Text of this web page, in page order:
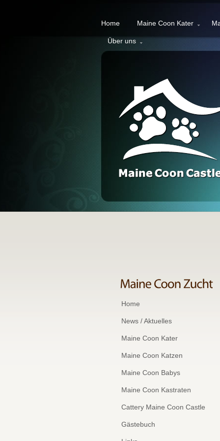
Home Maine Coon Kater
Über uns
Home
News / Aktuelles
Maine Coon Kater
Maine Coon Katzen
Maine Coon Babys
Maine Coon Kastraten
Cattery Maine Coon Castle
Gästebuch